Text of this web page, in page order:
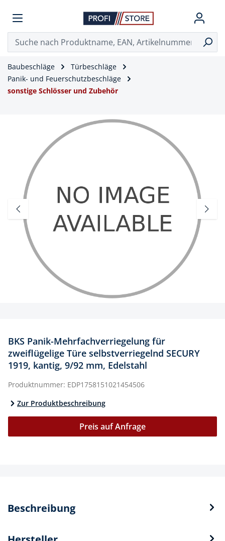
Baubeschläge
Türbeschläge
Panik- und Feuerschutzbeschläge
sonstige Schlösser und Zubehör
BKS Panik-Mehrfachverriegelung für
zweiflügelige Türe selbstverriegelnd SECURY
1919, kantig, 9/92 mm, Edelstahl
Produktnummer: EDP1758151021454506
Zur Produktbeschreibung
Preis auf Anfrage
Beschreibung